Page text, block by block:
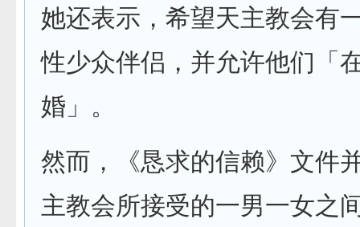
她还表示，希望天主教会有
性少众伴侣，并允许他们「
婚」。
然而，《恳求的信赖》文件
主教会所接受的一​​男一女之